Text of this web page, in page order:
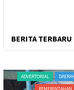
BERITA TERBARU
ADVERTORIAL
PEMERINTAHAN